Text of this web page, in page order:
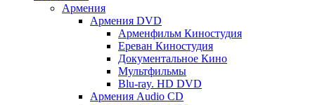
Армения
Армения DVD
Арменфильм Киностудия
Ереван Киностудия
Документальное Кино
Мультфильмы
Blu-ray. HD DVD
Армения Audio CD